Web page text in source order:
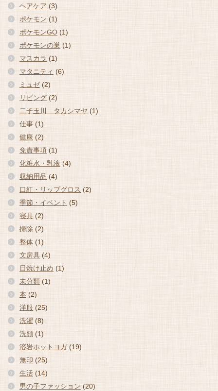
ヘアケア (3)
ポケモン (1)
ポケモンGO (1)
ポケモンの巣 (1)
マスカラ (1)
マタニティ (6)
ミュゼ (2)
リビング (2)
二子玉川 タカシマヤ (1)
仕事 (1)
健康 (2)
免責事項 (1)
化粧水・乳液 (4)
収納用品 (4)
口紅・リップグロス (2)
季節・イベント (5)
寝具 (2)
掃除 (2)
整体 (1)
文房具 (4)
日焼け止め (1)
未分類 (1)
本 (2)
洋服 (25)
洗濯 (8)
洗顔 (1)
溶岩ホットヨガ(19)
無印 (25)
生活 (14)
男の子ファッション (20)